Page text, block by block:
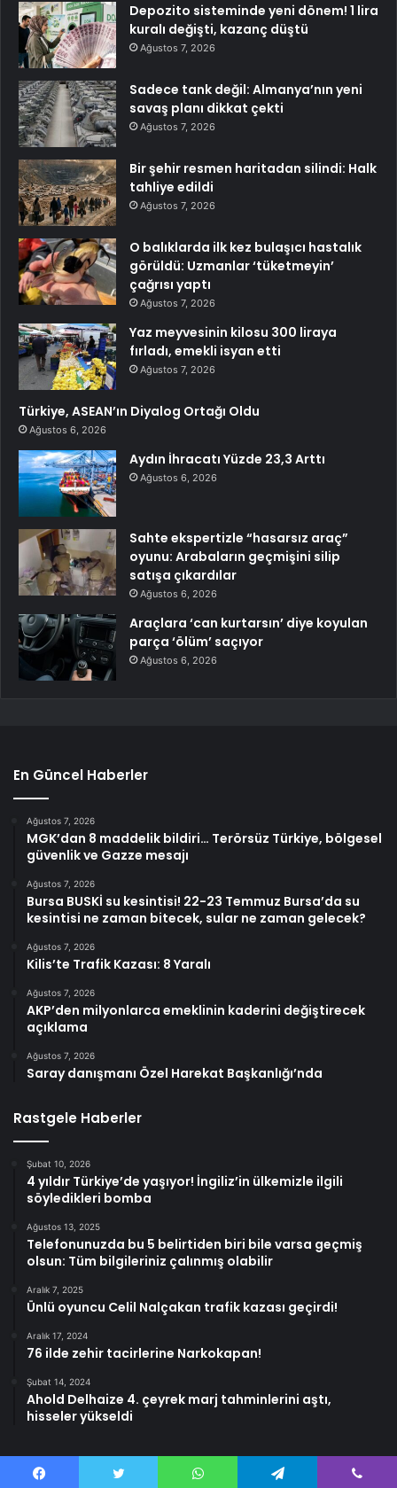
Depozito sisteminde yeni dönem! 1 lira
kuralı değişti, kazanç düştü
Ağustos 7, 2026
Sadece tank değil: Almanya’nın yeni
savaş planı dikkat çekti
Ağustos 7, 2026
Bir şehir resmen haritadan silindi: Halk
tahliye edildi
Ağustos 7, 2026
O balıklarda ilk kez bulaşıcı hastalık
görüldü: Uzmanlar ‘tüketmeyin’
çağrısı yaptı
Ağustos 7, 2026
Yaz meyvesinin kilosu 300 liraya
fırladı, emekli isyan etti
Ağustos 7, 2026
Türkiye, ASEAN’ın Diyalog Ortağı Oldu
Ağustos 6, 2026
Aydın İhracatı Yüzde 23,3 Arttı
Ağustos 6, 2026
Sahte ekspertizle “hasarsız araç”
oyunu: Arabaların geçmişini silip
satışa çıkardılar
Ağustos 6, 2026
Araçlara ‘can kurtarsın’ diye koyulan
parça ‘ölüm’ saçıyor
Ağustos 6, 2026
En Güncel Haberler
Ağustos 7, 2026
MGK’dan 8 maddelik bildiri… Terörsüz Türkiye, bölgesel
güvenlik ve Gazze mesajı
Ağustos 7, 2026
Bursa BUSKİ su kesintisi! 22-23 Temmuz Bursa’da su
kesintisi ne zaman bitecek, sular ne zaman gelecek?
Ağustos 7, 2026
Kilis’te Trafik Kazası: 8 Yaralı
Ağustos 7, 2026
AKP’den milyonlarca emeklinin kaderini değiştirecek
açıklama
Ağustos 7, 2026
Saray danışmanı Özel Harekat Başkanlığı’nda
Rastgele Haberler
Şubat 10, 2026
4 yıldır Türkiye’de yaşıyor! İngiliz’in ülkemizle ilgili
söyledikleri bomba
Ağustos 13, 2025
Telefonunuzda bu 5 belirtiden biri bile varsa geçmiş
olsun: Tüm bilgileriniz çalınmış olabilir
Aralık 7, 2025
Ünlü oyuncu Celil Nalçakan trafik kazası geçirdi!
Aralık 17, 2024
76 ilde zehir tacirlerine Narkokapan!
Şubat 14, 2024
Ahold Delhaize 4. çeyrek marj tahminlerini aştı,
hisseler yükseldi